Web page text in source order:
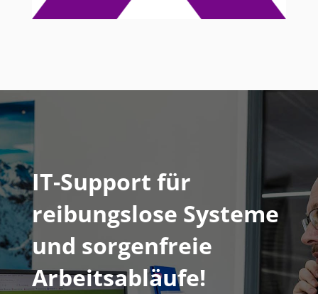
IT-Support für
reibungslose Systeme
und sorgenfreie
Arbeitsabläufe!